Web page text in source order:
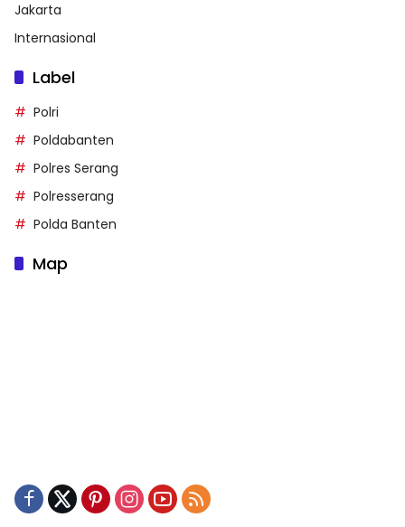
Jakarta
Internasional
Label
Polri
Poldabanten
Polres Serang
Polresserang
Polda Banten
Map